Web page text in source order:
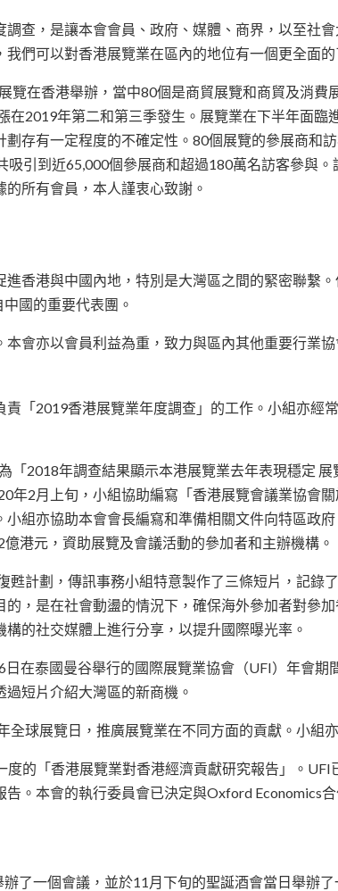
查，是讓本會會員、政府、媒體、商界，以至社
們可以對香港展覽業在區內的地位有一個更全面的
覽在香港舉辦，當中80個是商貿展覽和商貿及消
在2019年第二和第三季發生。展覽業在下半年面臨
存有一定程度的不確定性。80個展覽的參展商和
引到近65,000個參展商和超過180萬名訪客參與
所有會員，本人謹衷心致謝。
香港與中國內地，特別是大灣區之間的緊密聯繫
國的重要代表團。
會亦以會員利益為重，致力與區內其他重要行業
「2019香港展覽業年度調查」的工作。小組亦經
「2018年調查結果顯示本港展覽業去年表現穩定
年2月上旬，小組協助編寫「香港展覽會議業協會
組亦協助本會會長編寫和準備相關文件向特區政
港元，資助展覽及會議活動的參加者和主辦機構。
甦計劃，傳訊事務小組特意製作了三條短片，記錄
，是在社會動盪的情況下，確保海外參加者對參
的社交媒體上進行分享，以提升國際曝光率。
在泰國曼谷舉行的國際展覽業協會（UFI）年會期
短片介紹大灣區的新商機。
球展覽日，推廣展覽業在不同方面的貢獻。小組
的「香港展覽業對香港經濟貢獻研究報告」。
。本會的執行委員會已決定與Oxford Economics
了一個會議，並於11月下旬的聖誕酒會當日舉辦了